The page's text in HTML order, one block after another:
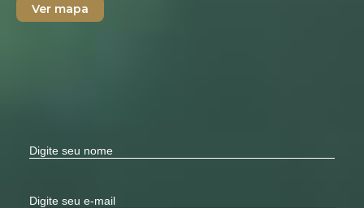
Ver mapa